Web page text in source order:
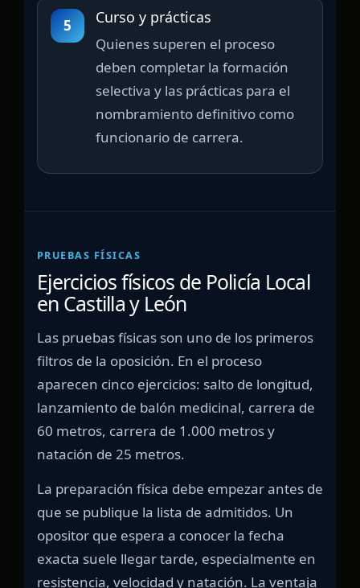
5 Curso y prácticas
Quienes superen el proceso
deben completar la formación
selectiva y las prácticas para el
nombramiento definitivo como
funcionario de carrera.
PRUEBAS FÍSICAS
Ejercicios físicos de Policía Local
en Castilla y León
Las pruebas físicas son uno de los primeros
filtros de la oposición. En el proceso
aparecen cinco ejercicios: salto de longitud,
lanzamiento de balón medicinal, carrera de
60 metros, carrera de 1.000 metros y
natación de 25 metros.
La preparación física debe empezar antes de
que se publique la lista de admitidos. Un
opositor que espera a conocer la fecha
exacta suele llegar tarde, especialmente en
resistencia, velocidad y natación. La ventaja